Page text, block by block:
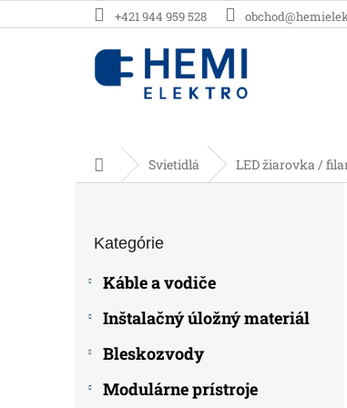
na
+421 944 959 528
DomovSvietidlá LED žiarovka /
kategórie
Kategórie
Káble a vodiče
Inštalačný úložný materiál
Bleskozvody
Modulárne prístroje